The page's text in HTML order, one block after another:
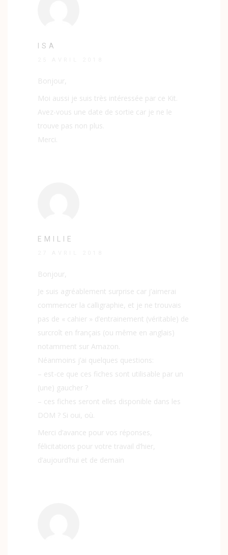
ISA
Bonjour,
Moi aussi je suis très intéressée par ce Kit.
Avez-vous une date de sortie car je ne le
trouve pas non plus.
Merci.
EMILIE
Bonjour,
Je suis agréablement surprise car j’aimerai
commencer la calligraphie, et je ne trouvais
pas de « cahier » d’entrainement (véritable) de
surcroît en français (ou même en anglais)
notamment sur Amazon.
Néanmoins j’ai quelques questions:
– est-ce que ces fiches sont utilisable par un
(une) gaucher ?
– ces fiches seront elles disponible dans les
DOM ? Si oui, où.
Merci d’avance pour vos réponses,
félicitations pour votre travail d’hier,
d’aujourd’hui et de demain